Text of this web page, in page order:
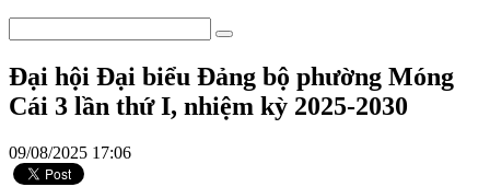
Đại hội Đại biểu Đảng bộ phường Móng
Cái 3 lần thứ I, nhiệm kỳ 2025-2030
09/08/2025 17:06